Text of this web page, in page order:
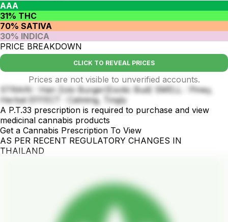
AAA
31% THC
70% SATIVA
30% INDICA
PRICE BREAKDOWN
CLICK TO REVEAL PRICES
Prices are not visible to unverified accounts.
STRAIN : Han Zolo Burger(Exotic Bud) SMELL : Piney,
Herbal EFFECT : Calming, Tingly
A P.T.33 prescription is required to purchase and view
medicinal cannabis products
Get a Cannabis Prescription To View
AS PER RECENT REGULATORY CHANGES IN
THAILAND